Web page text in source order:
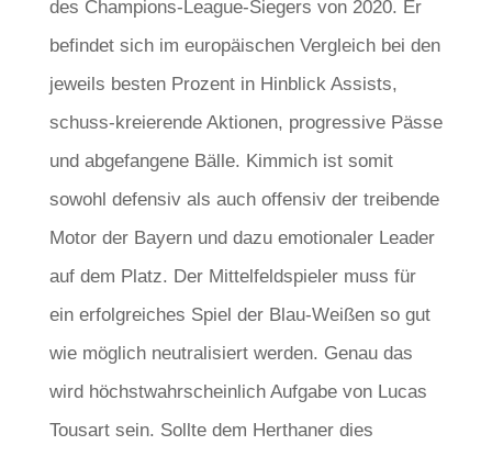
des Champions-League-Siegers von 2020. Er
befindet sich im europäischen Vergleich bei den
jeweils besten Prozent in Hinblick Assists,
schuss-kreierende Aktionen, progressive Pässe
und abgefangene Bälle. Kimmich ist somit
sowohl defensiv als auch offensiv der treibende
Motor der Bayern und dazu emotionaler Leader
auf dem Platz. Der Mittelfeldspieler muss für
ein erfolgreiches Spiel der Blau-Weißen so gut
wie möglich neutralisiert werden. Genau das
wird höchstwahrscheinlich Aufgabe von Lucas
Tousart sein. Sollte dem Herthaner dies